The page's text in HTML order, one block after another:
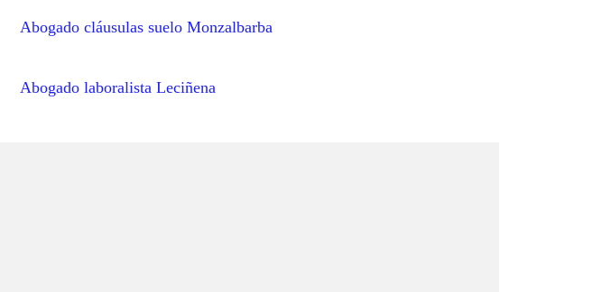
Abogado cláusulas suelo Monzalbarba
Abogado laboralista Leciñena